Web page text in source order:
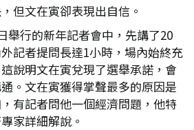
但文在寅卻表現出自信。
舉行的新年記者會中，先講了20
記者提問長達1小時，場內始終充
說明文在寅兌現了選舉承諾，會
。文在寅獲得掌聲最多的原因是
有記者問他一個經濟問題，他特
家詳細解說。